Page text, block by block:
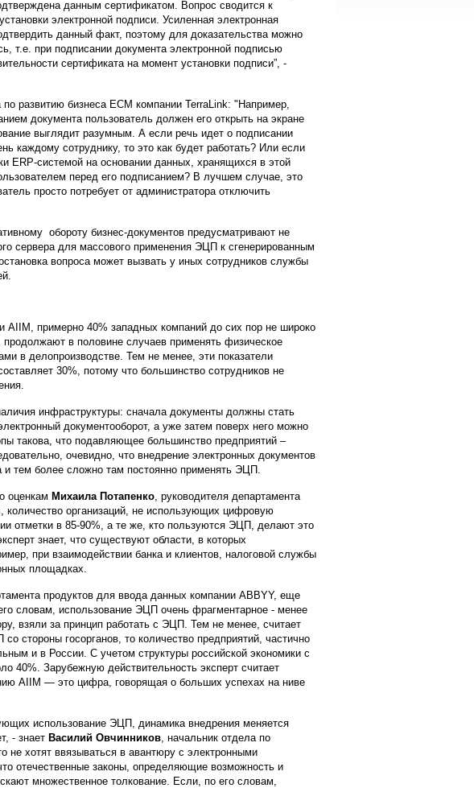
данным сертификатом. Вопрос сводится к
электронной подписи. Усиленная электронная
данный факт, поэтому для доказательства можно
т.е. при подписании документа электронной подписью
сертификата на момент установки подписи”, -
по развитию бизнеса ЕСМ компании TerraLink: "Например,
документа пользователь должен его открыть на экране
выглядит разумным. А если речь идет о подписании
каждому сотруднику, то это как будет работать? Или если
ERP-системой на основании данных, хранящихся в этой
перед его подписанием? В лучшем случае, это
просто потребует от администратора отключить
обороту бизнес-документов предусматривают не
сервера для массового применения ЭЦП к сгенерированным
вопроса может вызвать у иных сотрудников службы
AIIM, примерно 40% западных компаний до сих пор не широко
в половине случаев применять физическое
в делопроизводстве. Тем не менее, эти показатели
30%, потому что большинство сотрудников не
инфраструктуры: сначала документы должны стать
документооборот, а уже затем поверх него можно
такова, что подавляющее большинство предприятий –
очевидно, что внедрение электронных документов
и тем более сложно там постоянно применять ЭЦП.
оценкам Михаила Потапенко, руководителя департамента
количество организаций, не использующих цифровую
отметки в 85-90%, а те же, кто пользуются ЭЦП, делают это
знает, что существуют области, в которых
при взаимодействии банка и клиентов, налоговой службы
площадках.
продуктов для ввода данных компании ABBYY, еще
словам, использование ЭЦП очень фрагментарное - менее
взяли за принцип работать с ЭЦП. Тем не менее, считает
стороны госорганов, то количество предприятий, частично
и в России. С учетом структуры российской экономики с
40%. Зарубежную действительность эксперт считает
AIIM — это цифра, говорящая о больших успехах на ниве
использование ЭЦП, динамика внедрения меняется
- знает Василий Овчинников, начальник отдела по
не хотят ввязываться в авантюру с электронными
отечественные законы, определяющие возможность и
множественное толкование. Если, по его словам,